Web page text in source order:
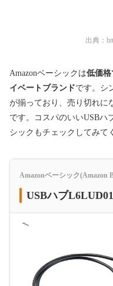
出典：
Amazonベーシックは低価格
イベートブランドです。シ
が揃っており、売り切れに
です。コスパのいいUSBハ
シックもチェックしてみて
Amazonベーシック(Amazon
USBハブ
＜